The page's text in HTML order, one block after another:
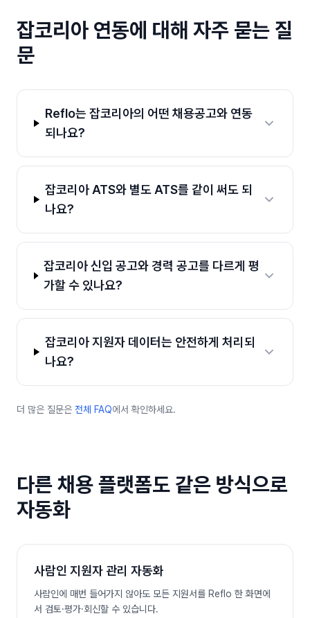
잡코리아 연동에 대해 자주 묻는 질
문
Reflo는 잡코리아의 어떤 채용공고와 연동
되나요?
잡코리아 ATS와 별도 ATS를 같이 써도 되
나요?
잡코리아 신입 공고와 경력 공고를 다르게 평
가할 수 있나요?
잡코리아 지원자 데이터는 안전하게 처리되
나요?
더 많은 질문은 전체 FAQ에서 확인하세요.
다른 채용 플랫폼도 같은 방식으로
자동화
사람인 지원자 관리 자동화
사람인에 매번 들어가지 않아도 모든 지원서를 Reflo 한 화면에
서 검토·평가·회신할 수 있습니다.